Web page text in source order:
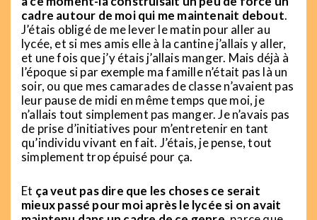
cadre autour de moi qui me maintenait debout.
J’étais obligé de me lever le matin pour aller au
lycée, et si mes amis elle à la cantine j’allais y aller,
et une fois que j’y étais j’allais manger. Mais déjà à
l’époque si par exemple ma famille n’était pas là un
soir, ou que mes camarades de classe n’avaient pas
leur pause de midi en même temps que moi, je
n’allais tout simplement pas manger. Je n’avais pas
de prise d’initiatives pour m’entretenir en tant
qu’individu vivant en fait. J’étais, je pense, tout
simplement trop épuisé pour ça.
Et ça veut pas dire que les choses ce serait
mieux passé pour moi après le lycée si on avait